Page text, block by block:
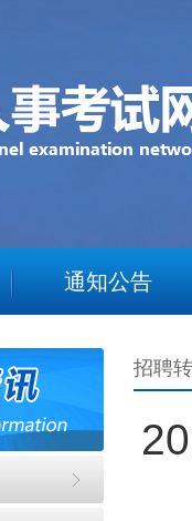
通知公告
招聘